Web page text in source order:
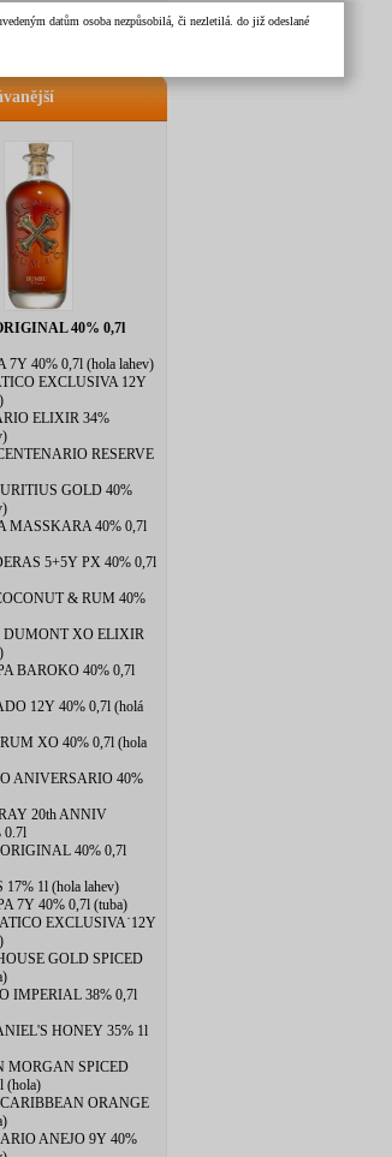
ANEJO CUATRO 4Y
40% 0,7l
7Y 40% 0,7l (hola lahev)
EXCLUSIVA 12Y
ELIXIR 34%
RESERVE
GOLD 40%
MASSKARA 40% 0,7l
5+5Y PX 40% 0,7l
& RUM 40%
DUMONT XO ELIXIR
BAROKO 40% 0,7l
12Y 40% 0,7l (holá
XO 40% 0,7l (hola
ANIVERSARIO 40%
20th ANNIV
0.7l
40% 0,7l
1l (hola lahev)
7Y 40% 0,7l (tuba)
EXCLUSIVA˙12Y
GOLD SPICED
IMPERIAL 38% 0,7l
HONEY 35% 1l
MORGAN SPICED
(hola)
CARIBBEAN ORANGE
ANEJO 9Y 40%
datům osoba nezpůsobilá, či nezletilá. do již odeslané